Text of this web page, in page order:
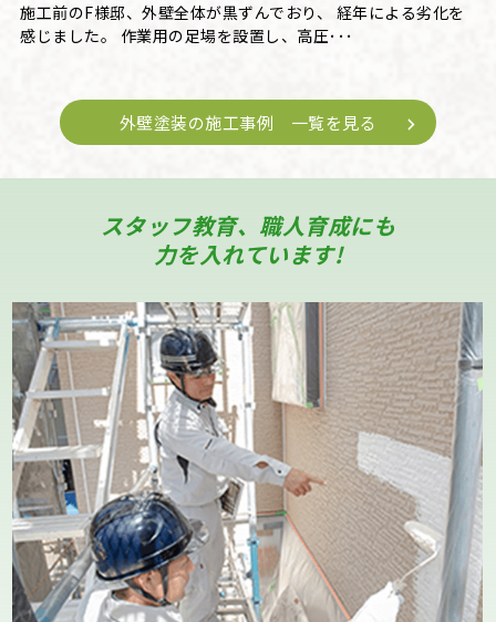
施工前のF様邸、外壁全体が黒ずんでおり、 経年による劣化を
感じました。 作業用の足場を設置し、高圧･･･
外壁塗装の施工事例 一覧を見る
スタッフ教育、職人育成にも
力を入れています!